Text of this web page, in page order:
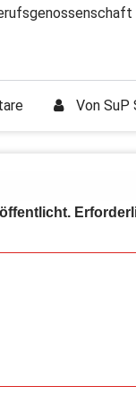
Von SuP